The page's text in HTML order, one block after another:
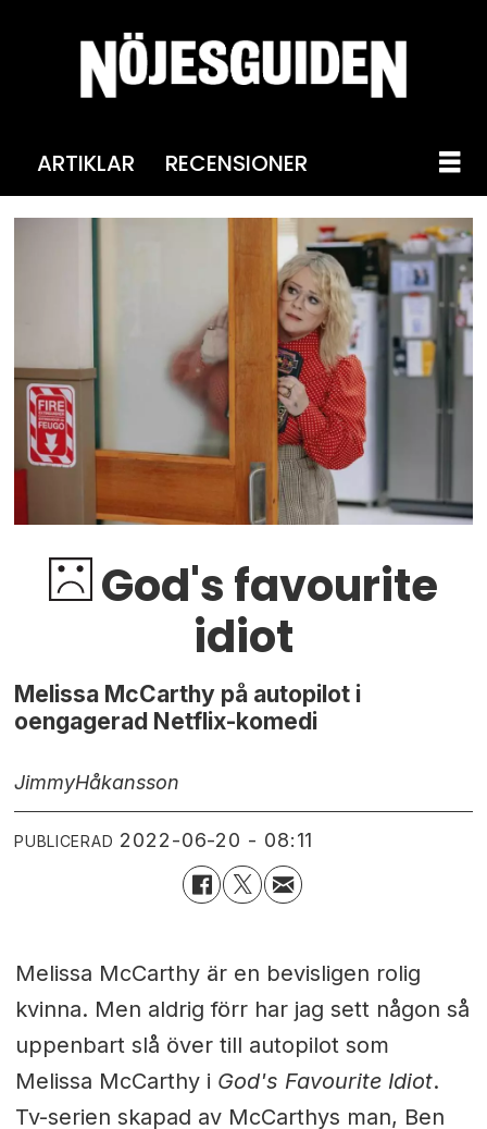
ARTIKLAR RECENSIONER
God's favourite
idiot
Melissa McCarthy på autopilot i
oengagerad Netflix-komedi
JimmyHåkansson
PUBLICERAD 2022-06-20 - 08:11
Melissa McCarthy är en bevisligen rolig
kvinna. Men aldrig förr har jag sett någon så
uppenbart slå över till autopilot som
Melissa McCarthy i God's Favourite Idiot.
Tv-serien skapad av McCarthys man, Ben